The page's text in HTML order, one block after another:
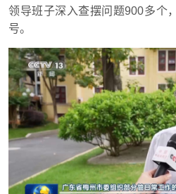
领导班子深入查摆问题900多个
号。